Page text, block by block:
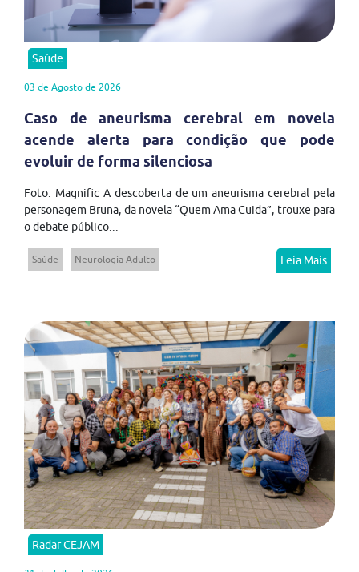
Saúde
03 de Agosto de 2026
Caso de aneurisma cerebral em novela
acende alerta para condição que pode
evoluir de forma silenciosa
Foto: Magnific A descoberta de um aneurisma cerebral pela
personagem Bruna, da novela “Quem Ama Cuida”, trouxe para
o debate público...
Saúde Neurologia Adulto Leia Mais
Radar CEJAM